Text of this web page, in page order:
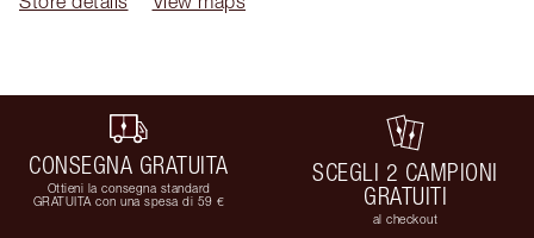
CONSEGNA GRATUITA
Ottieni la consegna standard
GRATUITA con una spesa di 59 €
SCEGLI 2 CAMPIONI
GRATUITI
al checkout